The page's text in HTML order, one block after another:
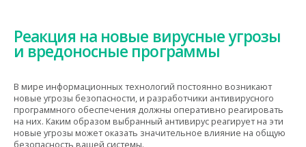
Реакция на новые вирусные угрозы
и вредоносные программы
В мире информационных технологий постоянно возникают
новые угрозы безопасности, и разработчики антивирусного
программного обеспечения должны оперативно реагировать
на них. Каким образом выбранный антивирус реагирует на эти
новые угрозы может оказать значительное влияние на общую
безопасность вашей системы.